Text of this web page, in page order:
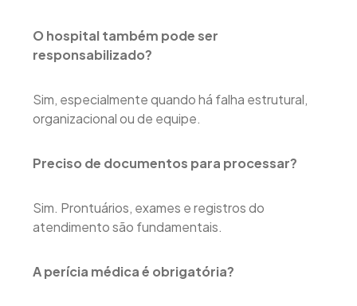
O hospital também pode ser
responsabilizado?
Sim, especialmente quando há falha estrutural,
organizacional ou de equipe.
Preciso de documentos para processar?
Sim. Prontuários, exames e registros do
atendimento são fundamentais.
A perícia médica é obrigatória?